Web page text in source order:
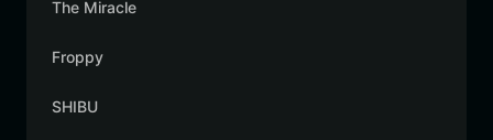
The Miracle
Froppy
SHIBU